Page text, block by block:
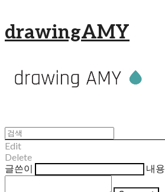
drawingAMY
Edit
Delete
글쓴이
내용